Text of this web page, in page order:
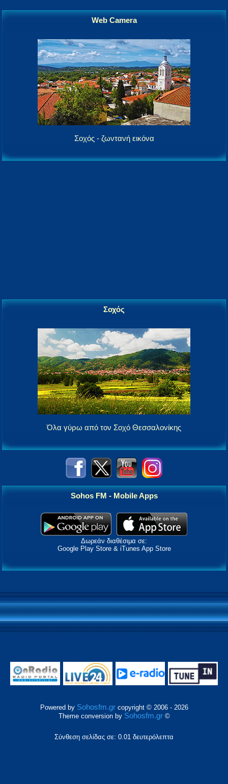
Web Camera
Σοχός - ζωντανή εικόνα
Σοχός
Όλα γύρω από τον Σοχό Θεσσαλονίκης
Sohos FM - Mobile Apps
Δωρεάν διαθέσιμα σε:
Google Play Store & iTunes App Store
Powered by Sohosfm.grcopyright © 2006 - 2026
Theme conversion by Sohosfm.gr©
Σύνθεση σελίδας σε: 0.01 δευτερόλεπτα